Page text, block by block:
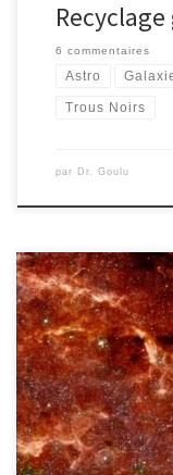
6 commentaires
Astro
Trous Noirs
par Dr. Goulu
Ce n’est qu’au
nombreuses «
regroupant des
barre notre ciel les
appartient notre
l’intérieur […]